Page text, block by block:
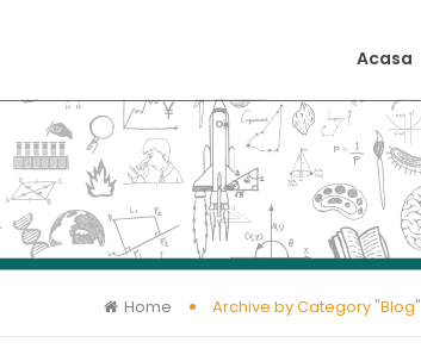
Acasa
Home Archive by Category "Blog"